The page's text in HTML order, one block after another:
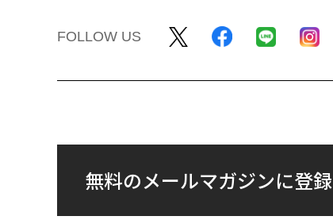
FOLLOW US
無料のメールマガジンに登録